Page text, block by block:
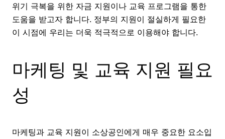
위기 극복을 위한 자금 지원이나 교육 프로그램을 통한
도움을 받고자 합니다. 정부의 지원이 절실하게 필요한
이 시점에 우리는 더욱 적극적으로 이용해야 합니다.
마케팅 및 교육 지원 필요
성
마케팅과 교육 지원이 소상공인에게 매우 중요한 요소입